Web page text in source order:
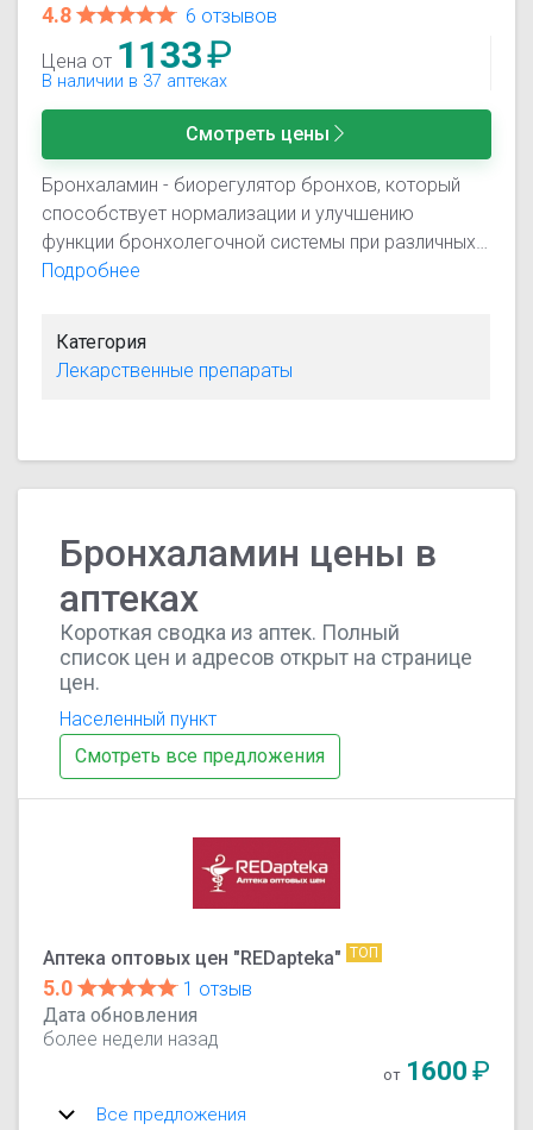
4.8
6 отзывов
Цена от 1133₽
В наличии в 37 аптеках
Смотреть цены
Бронхаламин - биорегулятор бронхов, который
способствует нормализации и улучшению
функции бронхолегочной системы при различных
нарушениях, препятствует развитию одышки и
системы, нормализуя ее функцию. Препятствует
развитию спазма бронхов и восстанавливает
происхождения, снижает одышку и приступы
Подробнее
Категория
Лекарственные препараты
Бронхаламин цены в
аптеках
Короткая сводка из аптек. Полный
список цен и адресов открыт на странице
цен.
Населенный пункт
Смотреть все предложения
Аптека оптовых цен "REDapteka" ТОП
5.0
1 отзыв
Дата обновления
более недели назад
от 1600₽
Все предложения